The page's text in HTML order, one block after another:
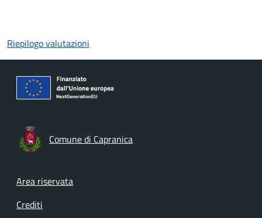
Riepilogo valutazioni
Comune di Capranica
Footer menu
Area riservata
Crediti